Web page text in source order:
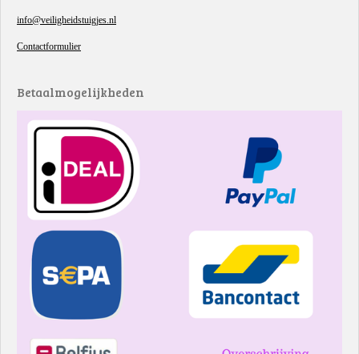
info@veiligheidstuigjes.nl
Contactformulier
Betaalmogelijkheden